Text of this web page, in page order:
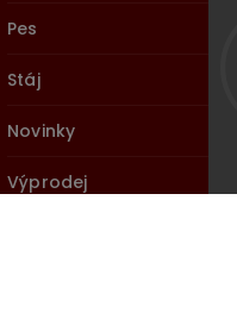
Pes
Stáj
Novinky
Výprodej